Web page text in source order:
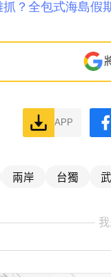
APP
兩岸 台獨